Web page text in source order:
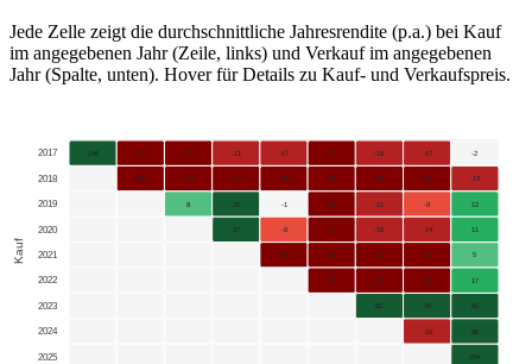
Jede Zelle zeigt die durchschnittliche Jahresrendite (p.a.) bei Kauf
im angegebenen Jahr (Zeile, links) und Verkauf im angegebenen
Jahr (Spalte, unten). Hover für Details zu Kauf- und Verkaufspreis.
2017
2018
2019
2020
2021
2022
2023
2024
2025
Kauf
146 -38 -24 -11 -17 -30 -19 -17 -2
-85 -59 -37 -38 -46 -33 -30 -13
8 25 -1 -26 -11 -9 12
37 -8 -37 -16 -14 11
-43 -58 -31 -25 5
-75 -31 -22 17
82 34 92
-10 88
294